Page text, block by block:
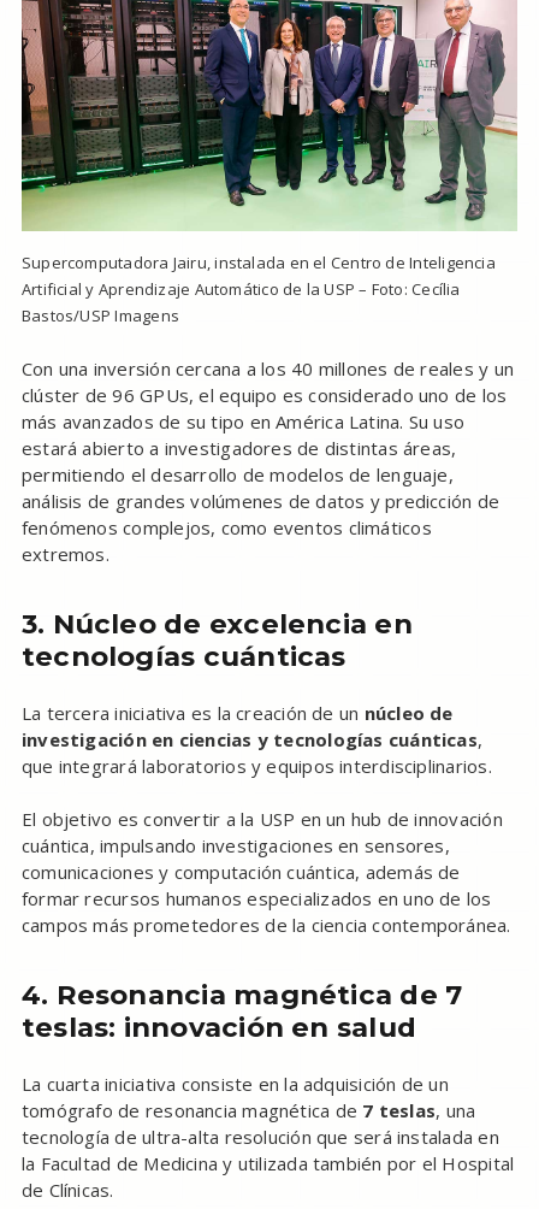
Supercomputadora Jairu, instalada en el Centro de Inteligencia
Artificial y Aprendizaje Automático de la USP – Foto: Cecília
Bastos/USP Imagens
Con una inversión cercana a los 40 millones de reales y un
clúster de 96 GPUs, el equipo es considerado uno de los
más avanzados de su tipo en América Latina. Su uso
estará abierto a investigadores de distintas áreas,
permitiendo el desarrollo de modelos de lenguaje,
análisis de grandes volúmenes de datos y predicción de
fenómenos complejos, como eventos climáticos
extremos.
3. Núcleo de excelencia en
tecnologías cuánticas
La tercera iniciativa es la creación de un núcleo de
investigación en ciencias y tecnologías cuánticas,
que integrará laboratorios y equipos interdisciplinarios.
El objetivo es convertir a la USP en un hub de innovación
cuántica, impulsando investigaciones en sensores,
comunicaciones y computación cuántica, además de
formar recursos humanos especializados en uno de los
campos más prometedores de la ciencia contemporánea.
4. Resonancia magnética de 7
teslas: innovación en salud
La cuarta iniciativa consiste en la adquisición de un
tomógrafo de resonancia magnética de 7 teslas, una
tecnología de ultra-alta resolución que será instalada en
la Facultad de Medicina y utilizada también por el Hospital
de Clínicas.